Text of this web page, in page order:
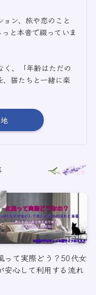
ン、旅や恋のこと
と本音で綴っていま
く、「年齢はただの
猫たちと一緒に楽
って実際どう？50代女
安心して利用する流れ